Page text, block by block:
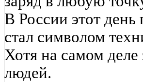
В России этот
стал символом
Хотя на самом
людей.